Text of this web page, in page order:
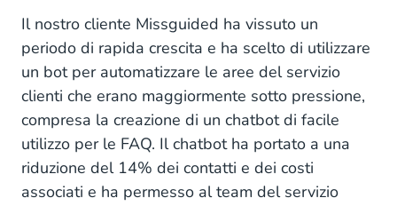
Il nostro cliente Missguided ha vissuto un
periodo di rapida crescita e ha scelto di utilizzare
un bot per automatizzare le aree del servizio
clienti che erano maggiormente sotto pressione,
compresa la creazione di un chatbot di facile
utilizzo per le FAQ. Il chatbot ha portato a una
riduzione del 14% dei contatti e dei costi
associati e ha permesso al team del servizio